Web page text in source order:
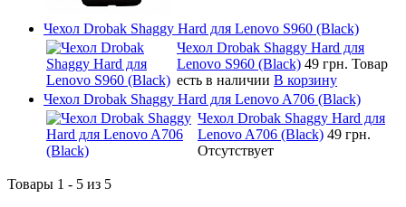
Чехол Drobak Shaggy Hard для Lenovo S960 (Black)
Чехол Drobak Shaggy Hard для
Lenovo S960 (Black) 49 грн. Товар
есть в наличии В корзину
Чехол Drobak Shaggy Hard для Lenovo A706 (Black)
Чехол Drobak Shaggy Hard для
Lenovo A706 (Black) 49 грн.
Отсутствует
Товары 1 - 5 из 5